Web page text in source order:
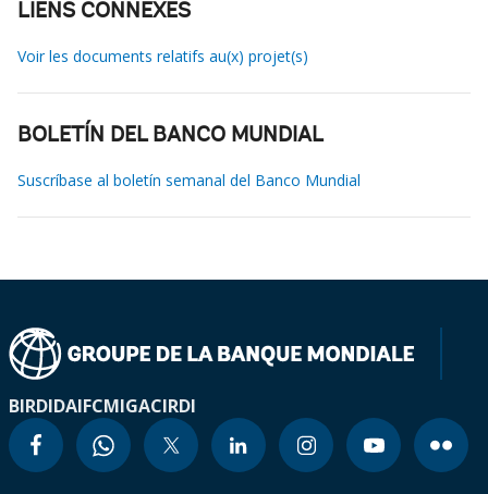
LIENS CONNEXES
Voir les documents relatifs au(x) projet(s)
BOLETÍN DEL BANCO MUNDIAL
Suscríbase al boletín semanal del Banco Mundial
BIRDIDAIFCMIGACIRDI